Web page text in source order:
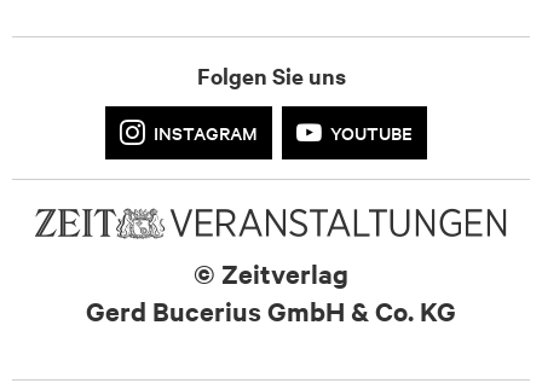
Folgen Sie uns
INSTAGRAM YOUTUBE
© Zeitverlag
Gerd Bucerius GmbH & Co. KG